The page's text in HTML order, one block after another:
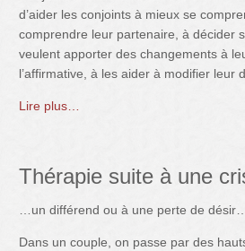
d’aider les conjoints à mieux se
comprendre leur partenaire, à décider
veulent apporter des changements à
l’affirmative, à les aider à modifier leur
Lire plus…
Thérapie suite à une
…un différend ou à une perte de désir…
Dans un couple, on passe par des